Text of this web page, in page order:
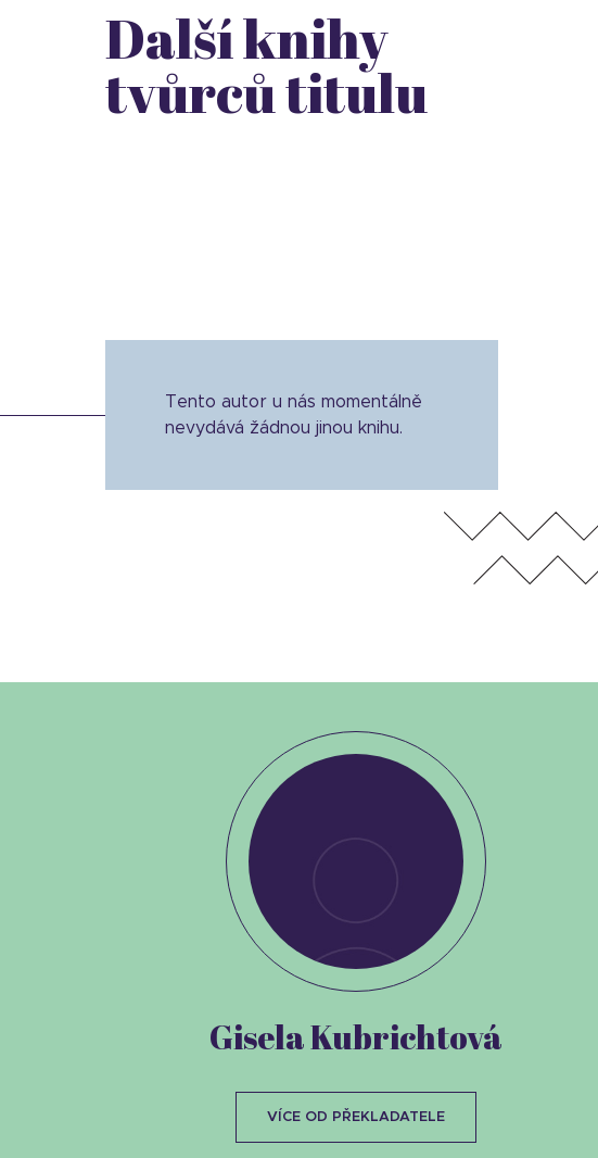
Další knihy
tvůrců titulu
Tento autor u nás momentálně
nevydává žádnou jinou knihu.
Gisela Kubrichtová
VÍCE OD PŘEKLADATELE